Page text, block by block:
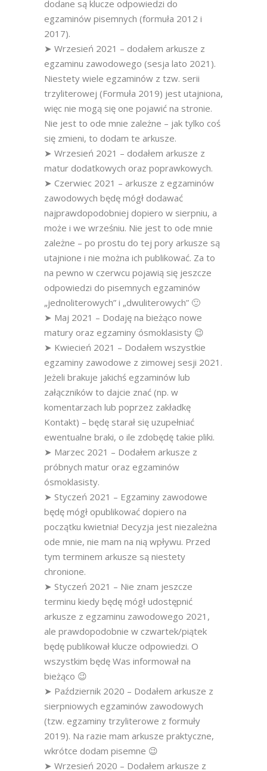
dodane są klucze odpowiedzi do
egzaminów pisemnych (formuła 2012 i
2017).
➤ Wrzesień 2021 – dodałem arkusze z
egzaminu zawodowego (sesja lato 2021).
Niestety wiele egzaminów z tzw. serii
trzyliterowej (Formuła 2019) jest utajniona,
więc nie mogą się one pojawić na stronie.
Nie jest to ode mnie zależne – jak tylko coś
się zmieni, to dodam te arkusze.
➤ Wrzesień 2021 – dodałem arkusze z
matur dodatkowych oraz poprawkowych.
➤ Czerwiec 2021 – arkusze z egzaminów
zawodowych będę mógł dodawać
najprawdopodobniej dopiero w sierpniu, a
może i we wrześniu. Nie jest to ode mnie
zależne – po prostu do tej pory arkusze są
utajnione i nie można ich publikować. Za to
na pewno w czerwcu pojawią się jeszcze
odpowiedzi do pisemnych egzaminów
„jednoliterowych” i „dwuliterowych” 🙂
➤ Maj 2021 – Dodaję na bieżąco nowe
matury oraz egzaminy ósmoklasisty 😉
➤ Kwiecień 2021 – Dodałem wszystkie
egzaminy zawodowe z zimowej sesji 2021.
Jeżeli brakuje jakichś egzaminów lub
załączników to dajcie znać (np. w
komentarzach lub poprzez zakładkę
Kontakt) – będę starał się uzupełniać
ewentualne braki, o ile zdobędę takie pliki.
➤ Marzec 2021 – Dodałem arkusze z
próbnych matur oraz egzaminów
ósmoklasisty.
➤ Styczeń 2021 – Egzaminy zawodowe
będę mógł opublikować dopiero na
początku kwietnia! Decyzja jest niezależna
ode mnie, nie mam na nią wpływu. Przed
tym terminem arkusze są niestety
chronione.
➤ Styczeń 2021 – Nie znam jeszcze
terminu kiedy będę mógł udostępnić
arkusze z egzaminu zawodowego 2021,
ale prawdopodobnie w czwartek/piątek
będę publikował klucze odpowiedzi. O
wszystkim będę Was informował na
bieżąco 😉
➤ Październik 2020 – Dodałem arkusze z
sierpniowych egzaminów zawodowych
(tzw. egzaminy trzyliterowe z formuły
2019). Na razie mam arkusze praktyczne,
wkrótce dodam pisemne 😉
➤ Wrzesień 2020 – Dodałem arkusze z